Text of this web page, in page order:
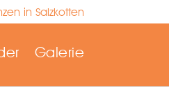
in Salzkotten
Galerie